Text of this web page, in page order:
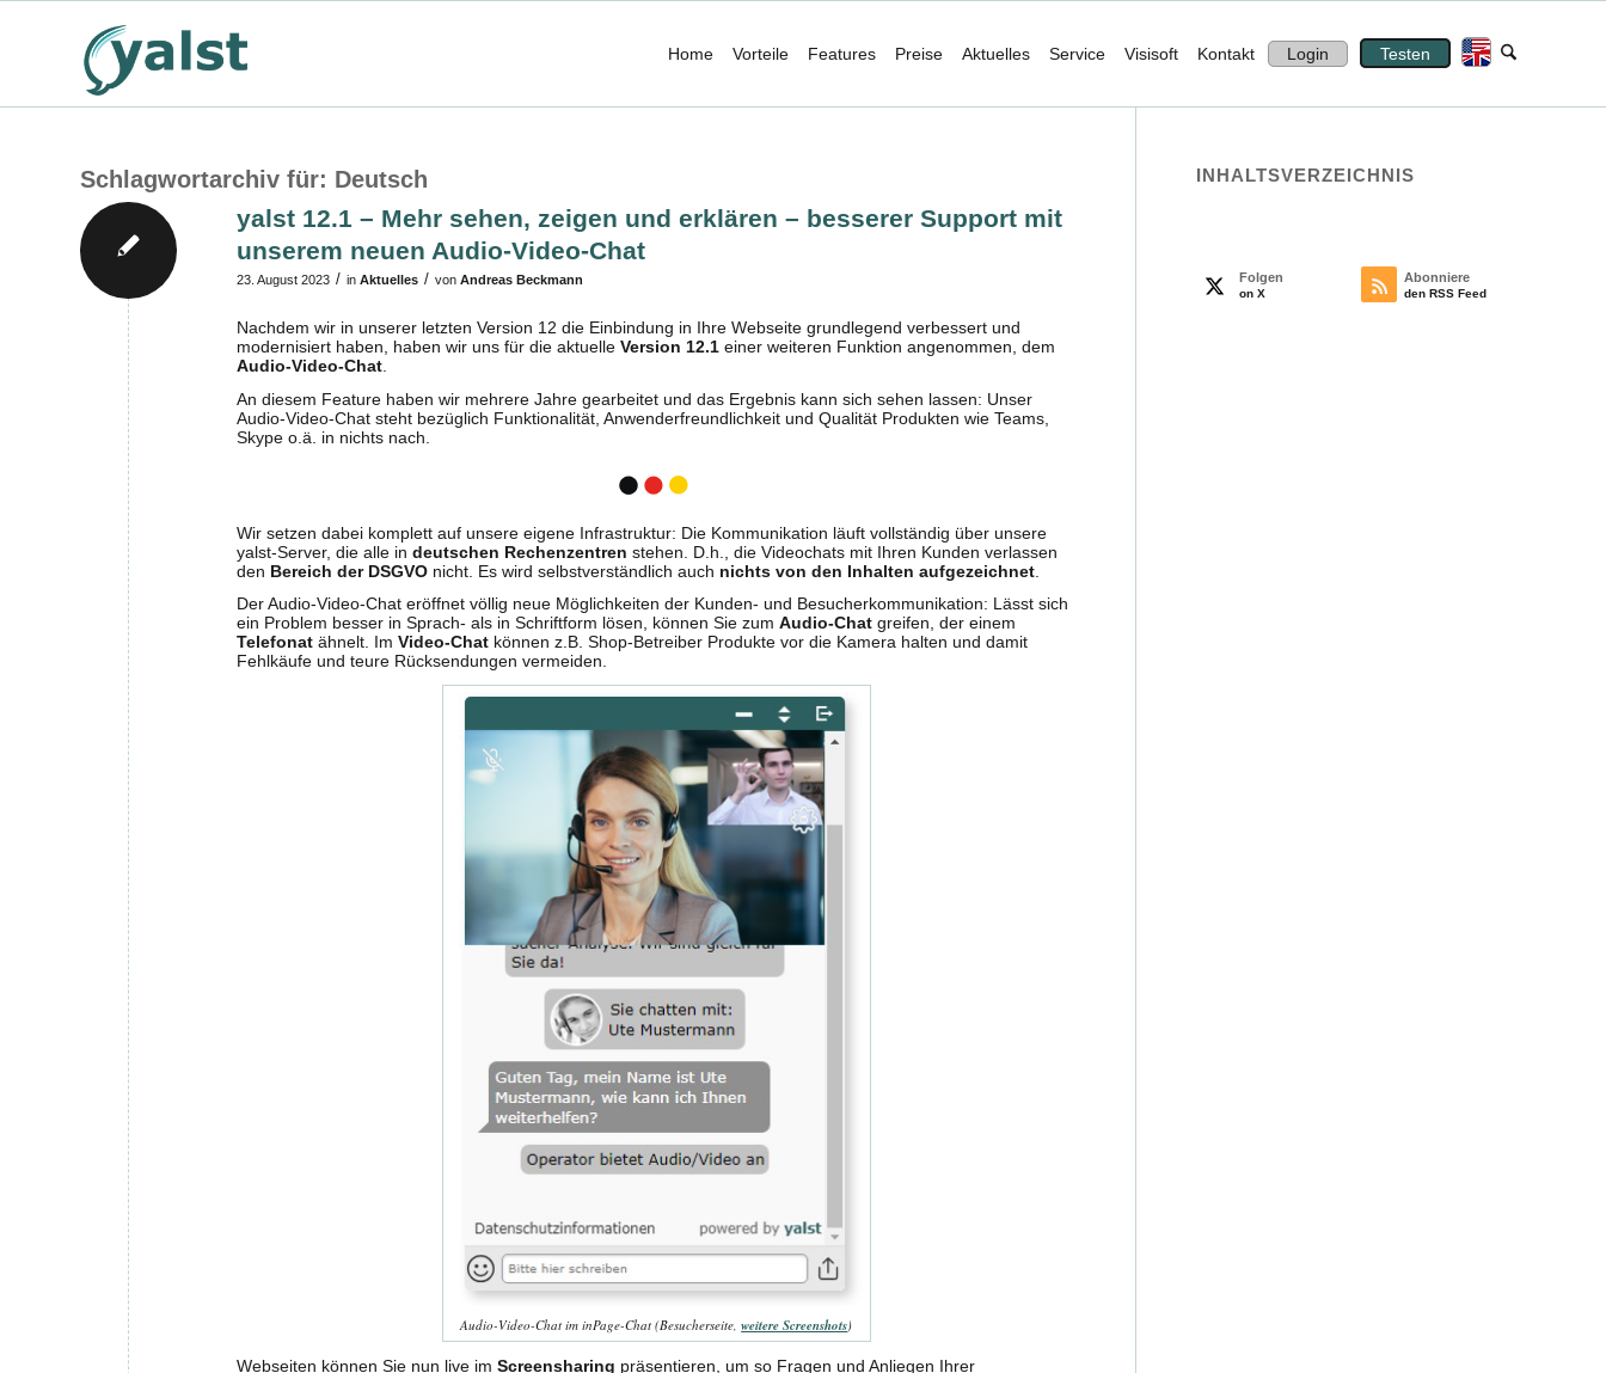
Home Vorteile Features Preise Aktuelles Service Visisoft Kontakt Login Testen
Schlagwortarchiv für: Deutsch
yalst 12.1 – Mehr sehen, zeigen und erklären – besserer Support mit
unserem neuen Audio-Video-Chat
23. August 2023 / in Aktuelles / von Andreas Beckmann
Nachdem wir in unserer letzten Version 12 die Einbindung in Ihre Webseite grundlegend verbessert und
modernisiert haben, haben wir uns für die aktuelle Version 12.1 einer weiteren Funktion angenommen, dem
Audio-Video-Chat
An diesem Feature haben wir mehrere Jahre gearbeitet und das Ergebnis kann sich sehen lassen: Unser
Audio-Video-Chat steht bezüglich Funktionalität, Anwenderfreundlichkeit und Qualität Produkten wie Teams,
Skype o.ä. in nichts nach.
Wir setzen dabei komplett auf unsere eigene Infrastruktur: Die Kommunikation läuft vollständig über unsere
yalst-Server, die alle in deutschen Rechenzentren stehen. D.h., die Videochats mit Ihren Kunden verlassen
den Bereich der DSGVO nicht. Es wird selbstverständlich auch nichts von den Inhalten aufgezeichnet
Der Audio-Video-Chat eröffnet völlig neue Möglichkeiten der Kunden- und Besucherkommunikation: Lässt sich
ein Problem besser in Sprach- als in Schriftform lösen, können Sie zum Audio-Chat greifen, der einem
Telefonat ähnelt. Im Video-Chat können z.B. Shop-Betreiber Produkte vor die Kamera halten und damit
Fehlkäufe und teure Rücksendungen vermeiden.
Audio-Video-Chat im inPage-Chat (Besucherseite,weitere Screenshots)
Webseiten können Sie nun live im Screensharing präsentieren, um so Fragen und Anliegen Ihrer
INHALTS­VERZEICHNIS
Folgen
on X
Abonniere
den RSS Feed